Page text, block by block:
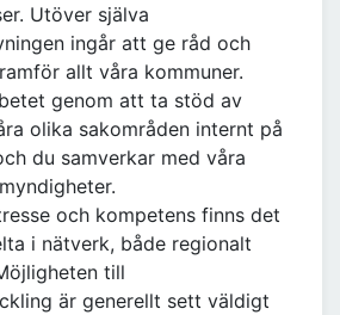
Utöver själva
ingår att ge råd och
allt våra kommuner.
genom att ta stöd av
olika sakområden internt på
du samverkar med våra
och kompetens finns det
i nätverk, både regionalt
till
är generellt sett väldigt